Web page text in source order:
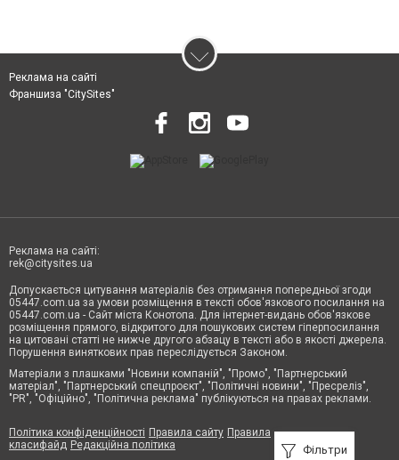
Фільтри
Реклама на сайті
Франшиза "CitySites"
Реклама на сайті:
rek@citysites.ua
Допускається цитування матеріалів без отримання попередньої згоди
05447.com.ua за умови розміщення в тексті обов'язкового посилання на
05447.com.ua - Сайт міста Конотопа. Для інтернет-видань обов'язкове
розміщення прямого, відкритого для пошукових систем гіперпосилання
на цитовані статті не нижче другого абзацу в тексті або в якості джерела.
Порушення виняткових прав переслідується Законом.
Матеріали з плашками "Новини компаній", "Промо", "Партнерський
матеріал", "Партнерський спецпроєкт", "Політичні новини", "Пресреліз",
"PR", "Офіційно", "Політична реклама" публікуються на правах реклами.
Політика конфіденційності Правила сайту Правила
класифайд Редакційна політика